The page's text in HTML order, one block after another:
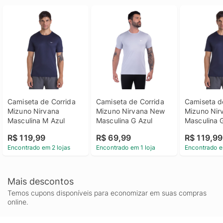
Camiseta de Corrida
Mizuno Nirvana
Masculina M Azul
R$ 119,99
Encontrado em 2 lojas
Camiseta de Corrida
Mizuno Nirvana New
Masculina G Azul
R$ 69,99
Encontrado em 1 loja
Camiseta
Mizuno
Masculina
R$ 119,99
Encontrado
Mais descontos
Temos cupons disponíveis para economizar em suas compras
online.